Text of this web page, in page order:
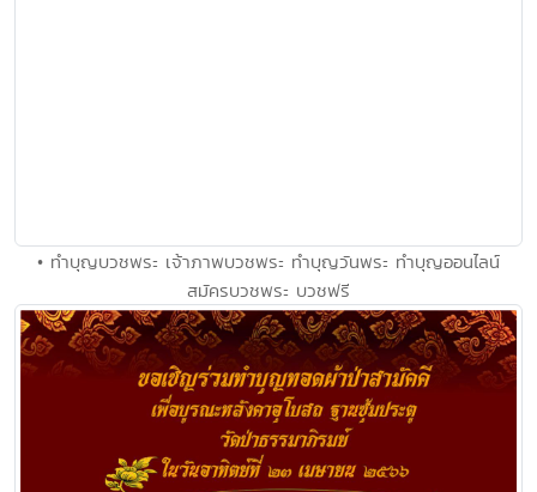
• ทำบุญบวชพระ เจ้าภาพบวชพระ ทำบุญวันพระ ทำบุญออนไลน์
สมัครบวชพระ บวชฟรี